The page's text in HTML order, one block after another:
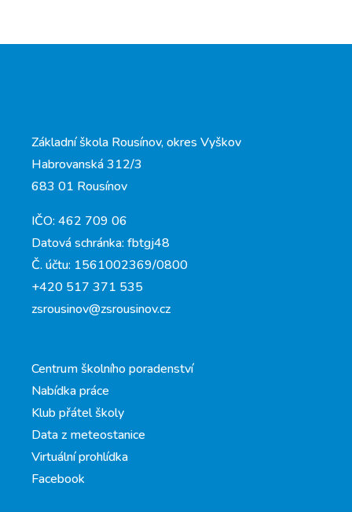
Základní škola Rousínov, okres Vyškov
Habrovanská 312/3
683 01 Rousínov
IČO: 462 709 06
Datová schránka: fbtgj48
Č. účtu: 1561002369/0800
+420 517 371 535
zsrousinov@zsrousinov.cz
Centrum školního poradenství
Nabídka práce
Klub přátel školy
Data z meteostanice
Virtuální prohlídka
Facebook